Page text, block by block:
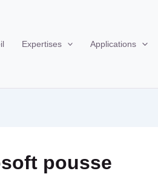
Expertises Applications
pousse